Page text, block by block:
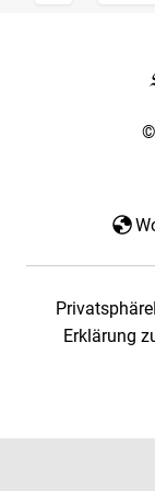
©
Privatsphäre
Erklärung